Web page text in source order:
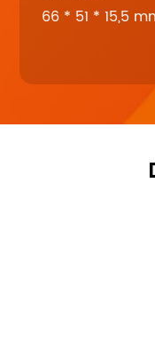
66 * 51 * 15,5